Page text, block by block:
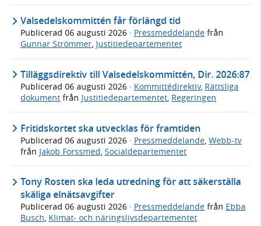
Valsedelskommittén får förlängd tid
Publicerad 06 augusti 2026 · Pressmeddelande från
Gunnar Strömmer, Justitiedepartementet
Tilläggsdirektiv till Valsedelskommittén, Dir. 2026:87
Publicerad 06 augusti 2026 · Kommittédirektiv, Rättsliga
dokument från Justitiedepartementet, Regeringen
Fritidskortet ska utvecklas för framtiden
Publicerad 06 augusti 2026 · Pressmeddelande Webb-tv
från Jakob Forssmed Socialdepartementet
Tony Rosten ska leda utredning för att säkerställa
skäliga elnätsavgifter
Publicerad 06 augusti 2026 · Pressmeddelande från Ebba
Busch, Klimat- och näringslivsdepartementet